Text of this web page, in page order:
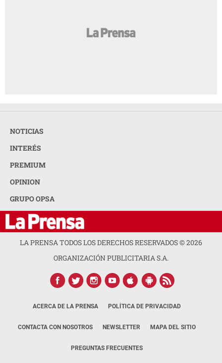
NOTICIAS
INTERÉS
PREMIUM
OPINION
GRUPO OPSA
LA PRENSA TODOS LOS DERECHOS RESERVADOS ©2026
ORGANIZACIÓN PUBLICITARIA S.A.
ACERCA DE LA PRENSA POLÍTICA DE PRIVACIDAD
CONTACTA CON NOSOTROS NEWSLETTER MAPA DEL SITIO
PREGUNTAS FRECUENTES